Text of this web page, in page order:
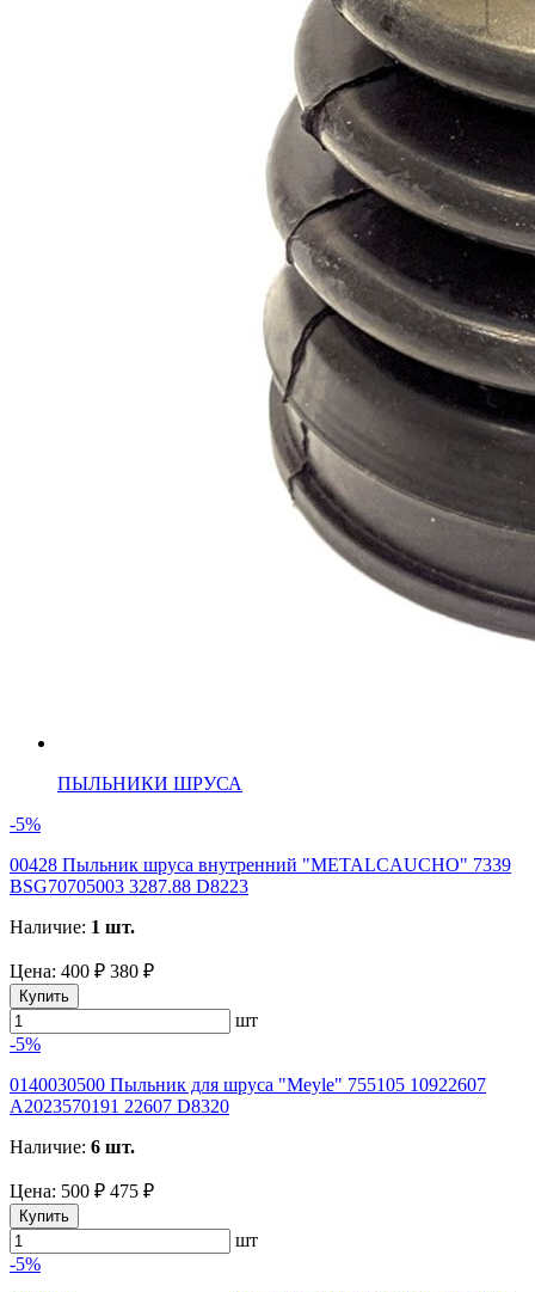
ПЫЛЬНИКИ ШРУСА
-5%
00428 Пыльник шруса внутренний "METALCAUCHO" 7339
BSG70705003 3287.88 D8223
Наличие: 1 шт.
Цена: 400 ₽ 380 ₽
Купить
шт
-5%
0140030500 Пыльник для шруса "Meyle" 755105 10922607
A2023570191 22607 D8320
Наличие: 6 шт.
Цена: 500 ₽ 475 ₽
Купить
шт
-5%